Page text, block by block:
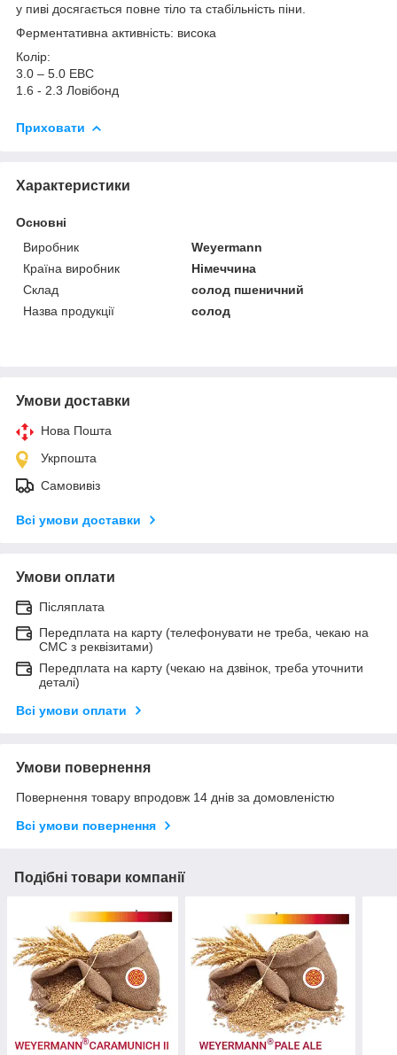
у пиві досягається повне тіло та стабільність піни.
Ферментативна активність: висока
Колір:
3.0 – 5.0 EBC
1.6 - 2.3 Ловібонд
Приховати
Характеристики
Основні
Виробник
Weyermann
Країна виробник
Німеччина
Склад
солод пшеничний
Назва продукції
солод
Умови доставки
Нова Пошта
Укрпошта
Самовивіз
Всі умови доставки
Умови оплати
Післяплата
Передплата на карту (телефонувати не треба, чекаю на
СМС з реквізитами)
Передплата на карту (чекаю на дзвінок, треба уточнити
деталі)
Всі умови оплати
Умови повернення
Повернення товару впродовж 14 днів за домовленістю
Всі умови повернення
Подібні товари компанії